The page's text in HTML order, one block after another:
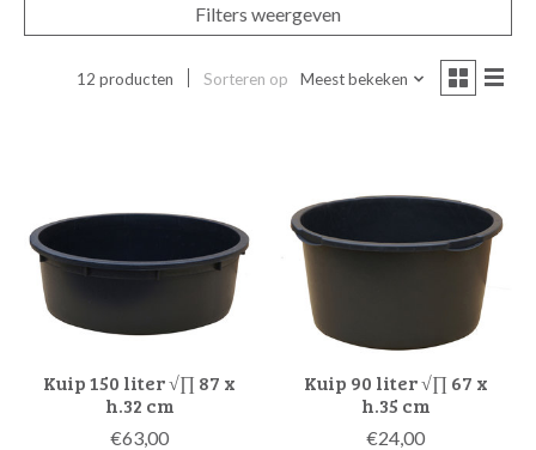
Filters weergeven
12 producten Sorteren op Meest bekeken
Kuip 150 liter √∏ 87 x
h.32 cm
€63,00
Kuip 90 liter √∏ 67 x
h.35 cm
€24,00